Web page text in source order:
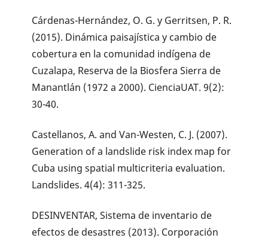
Cárdenas-Hernández, O. G. y Gerritsen, P. R.
(2015). Dinámica paisajística y cambio de
cobertura en la comunidad indígena de
Cuzalapa, Reserva de la Biosfera Sierra de
Manantlán (1972 a 2000). CienciaUAT. 9(2):
30-40.
Castellanos, A. and Van-Westen, C. J. (2007).
Generation of a landslide risk index map for
Cuba using spatial multicriteria evaluation.
Landslides. 4(4): 311-325.
DESINVENTAR, Sistema de inventario de
efectos de desastres (2013). Corporación